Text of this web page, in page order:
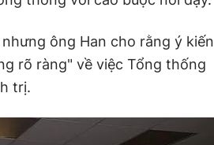
ông Han cho rằng ý kiến
rõ ràng" về việc Tổng thống
trị.